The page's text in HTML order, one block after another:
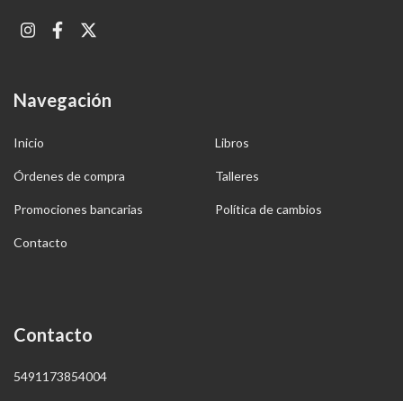
Navegación
Inicio Libros
Órdenes de compra Talleres
Promociones bancarias Política de cambios
Contacto
Contacto
5491173854004